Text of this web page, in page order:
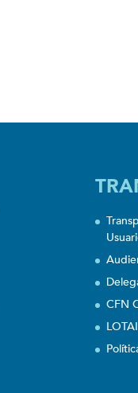
CFN